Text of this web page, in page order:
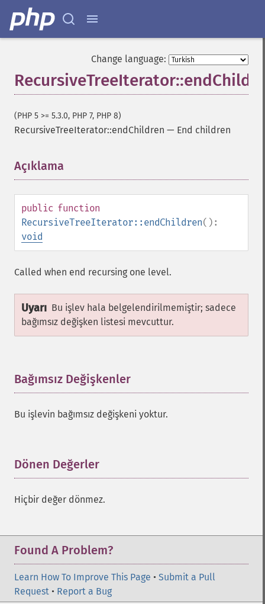
Change language:
(PHP 5 >= 5.3.0, PHP 7, PHP 8)
RecursiveTreeIterator::endChildren — End children
Açıklama
public function
RecursiveTreeIterator::endChildren():
void
Called when end recursing one level.
Uyarı Bu işlev hala belgelendirilmemiştir; sadece
bağımsız değişken listesi mevcuttur.
Bağımsız Değişkenler
Bu işlevin bağımsız değişkeni yoktur.
Dönen Değerler
Hiçbir değer dönmez.
Found A Problem?
Learn How To Improve This Page • Submit a Pull
Request • Report a Bug